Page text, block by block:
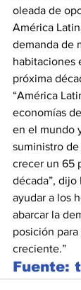
oleada de
América
demanda de
habitaciones
próxima
“América
economías
en el mundo
suministro
crecer un 65
década”, dijo
ayudar a los
abarcar la
posición
creciente.”
Fuente: